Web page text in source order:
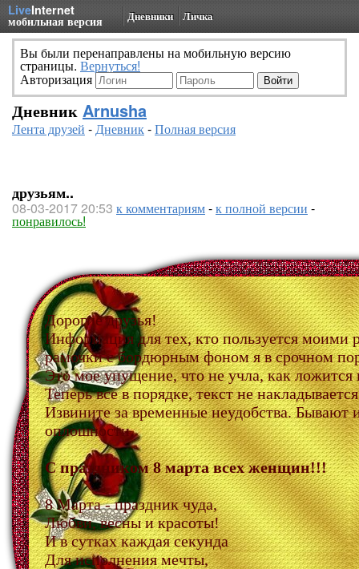
LiveInternet
мобильная версия Дневники Личка
Вы были перенаправлены на мобильную версию
страницы. Вернуться!
Авторизация
Дневник Arnusha
Лента друзей -Дневник-Полная версия
друзьям..
08-03-2017 20:53 к комментариям-к полной версии -
понравилось!
Дорогие друзья!
Информация для тех, кто пользуется моими
рамочки с бордюрным фоном я в срочном
Это мое упущение, что не учла, как ложится
Теперь все в порядке, текст не
Извините за временные неудобства. Бывают
оплошности.
С праздником 8 марта всех женщин!!!
8 Марта - праздник чуда,
Любви, весны и красоты!
И в сутках каждая секунда
Для исполнения мечты,